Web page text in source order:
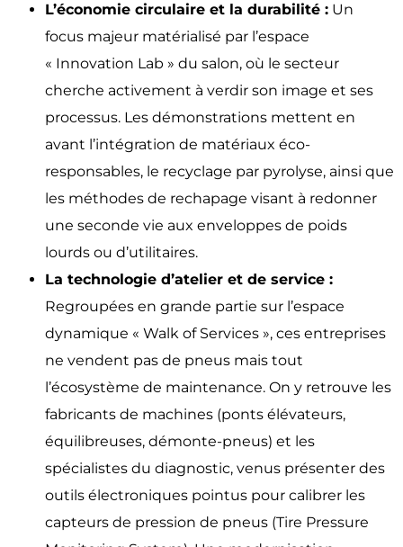
L’économie circulaire et la durabilité : Un
focus majeur matérialisé par l’espace
« Innovation Lab » du salon, où le secteur
cherche activement à verdir son image et ses
processus. Les démonstrations mettent en
avant l’intégration de matériaux éco-
responsables, le recyclage par pyrolyse, ainsi que
les méthodes de rechapage visant à redonner
une seconde vie aux enveloppes de poids
lourds ou d’utilitaires.
La technologie d’atelier et de service :
Regroupées en grande partie sur l’espace
dynamique « Walk of Services », ces entreprises
ne vendent pas de pneus mais tout
l’écosystème de maintenance. On y retrouve les
fabricants de machines (ponts élévateurs,
équilibreuses, démonte-pneus) et les
spécialistes du diagnostic, venus présenter des
outils électroniques pointus pour calibrer les
capteurs de pression de pneus (Tire Pressure